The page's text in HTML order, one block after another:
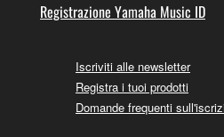
Registrazione Yamaha Music ID
Iscriviti alle newsletter
Registra i tuoi prodotti
Domande frequenti